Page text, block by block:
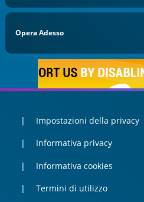
Opera Adesso
Impostazioni della privacy
Informativa privacy
Informativa cookies
Termini di utilizzo